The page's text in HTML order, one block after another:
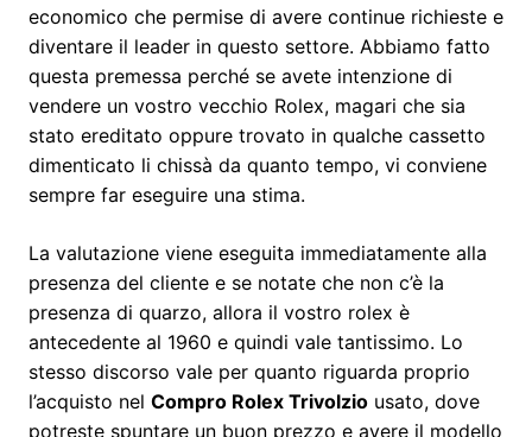
economico che permise di avere continue richieste e
diventare il leader in questo settore. Abbiamo fatto
questa premessa perché se avete intenzione di
vendere un vostro vecchio Rolex, magari che sia
stato ereditato oppure trovato in qualche cassetto
dimenticato li chissà da quanto tempo, vi conviene
sempre far eseguire una stima.
La valutazione viene eseguita immediatamente alla
presenza del cliente e se notate che non c’è la
presenza di quarzo, allora il vostro rolex è
antecedente al 1960 e quindi vale tantissimo. Lo
stesso discorso vale per quanto riguarda proprio
l’acquisto nel Compro Rolex Trivolzio usato, dove
potreste spuntare un buon prezzo e avere il modello